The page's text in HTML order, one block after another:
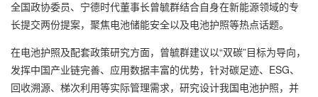
全国政协委员、宁德时代董事长曾毓群结合自身在新能源领域的专
长提交两份提案，聚焦电池储能安全以及电池护照等热点话题。
在电池护照及配套政策研究方面，曾毓群建议以“双碳”目标为导向，
发挥中国产业链完善、应用数据丰富的优势，针对碳足迹、ESG、
回收溯源、梯次利用等实际管理需求，研究设计我国电池护照，并